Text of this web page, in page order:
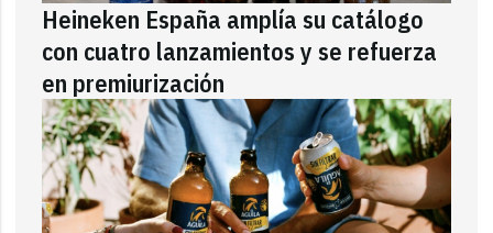
Heineken España amplía su catálogo
con cuatro lanzamientos y se refuerza
en premiurización